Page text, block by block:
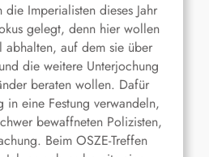
Imperialisten dieses Jahr
gelegt, denn hier wollen
auf dem sie über
die weitere Unterjochung
beraten wollen. Dafür
in eine Festung verwandeln,
bewaffneten Polizisten,
Beim OSZE-Treffen